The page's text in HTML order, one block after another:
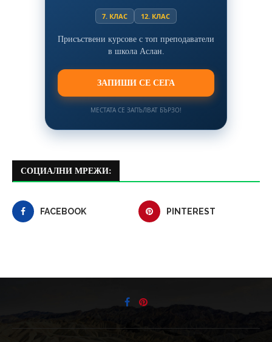
7. КЛАС 12. КЛАС
Присъствени курсове с топ преподаватели
в школа Аслан.
ЗАПИШИ СЕ СЕГА
МЕСТАТА СЕ ЗАПЪЛВАТ БЪРЗО!
СОЦИАЛНИ МРЕЖИ:
FACEBOOK PINTEREST